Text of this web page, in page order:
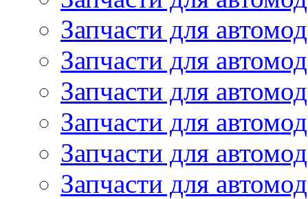
Запчасти для
Запчасти для
Запчасти для
Запчасти для
Запчасти для
Запчасти для